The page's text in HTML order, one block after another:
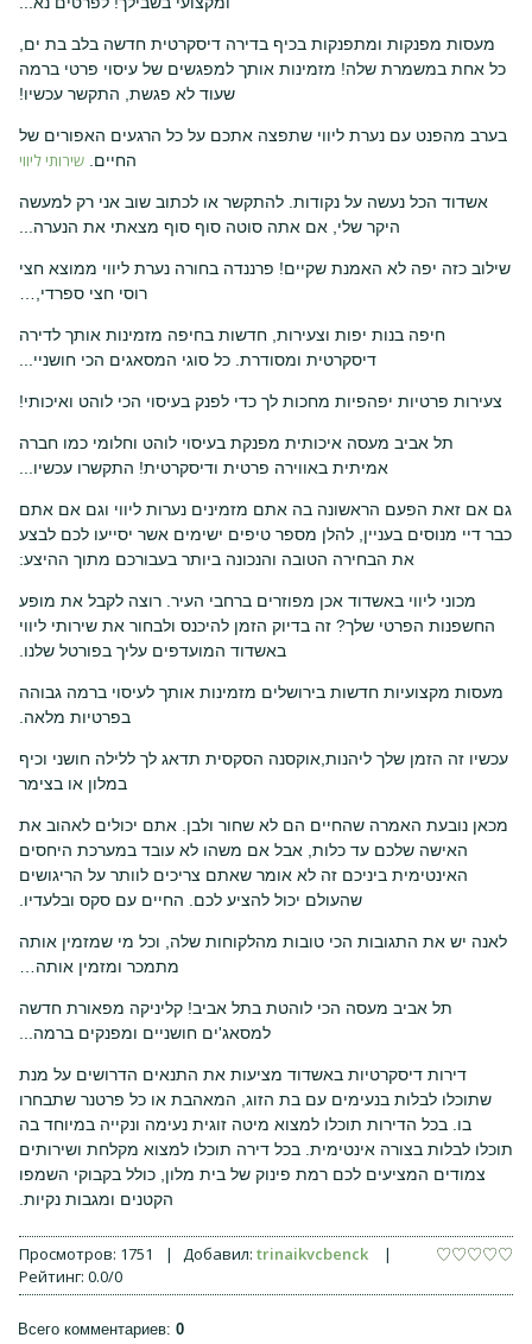
מעסות מפנקות ומתפנקות בכיף בדירה דיסקרטית חדשה בלב בת ים,
כל אחת במשמרת שלה! מזמינות אותך למפגשים של עיסוי פרטי ברמה
שעוד לא פגשת, התקשר עכשיו!
בערב מהפנט עם נערת ליווי שתפצה אתכם על כל הרגעים האפורים של
החיים. שירותי ליווי
אשדוד הכל נעשה על נקודות. להתקשר או לכתוב שוב אני רק למעשה
היקר שלי, אם אתה סוטה סוף סוף מצאתי את הנערה...
שילוב כזה יפה לא האמנת שקיים! פרננדה בחורה נערת ליווי ממוצא חצי
רוסי חצי ספרדי,…
חיפה בנות יפות וצעירות, חדשות בחיפה מזמינות אותך לדירה
דיסקרטית ומסודרת. כל סוגי המסאגים הכי חושניי...
צעירות פרטיות יפהפיות מחכות לך כדי לפנק בעיסוי הכי לוהט ואיכותי!
תל אביב מעסה איכותית מפנקת בעיסוי לוהט וחלומי כמו חברה
אמיתית באווירה פרטית ודיסקרטית! התקשרו עכשיו...
גם אם זאת הפעם הראשונה בה אתם מזמינים נערות ליווי וגם אם אתם
כבר דיי מנוסים בעניין, להלן מספר טיפים ישימים אשר יסייעו לכם לבצע
את הבחירה הטובה והנכונה ביותר בעבורכם מתוך ההיצע:
מכוני ליווי באשדוד אכן מפוזרים ברחבי העיר. רוצה לקבל את מופע
החשפנות הפרטי שלך? זה בדיוק הזמן להיכנס ולבחור את שירותי ליווי
באשדוד המועדפים עליך בפורטל שלנו.
מעסות מקצועיות חדשות בירושלים מזמינות אותך לעיסוי ברמה גבוהה
בפרטיות מלאה.
עכשיו זה הזמן שלך ליהנות,אוקסנה הסקסית תדאג לך ללילה חושני וכיף
במלון או בצימר
מכאן נובעת האמרה שהחיים הם לא שחור ולבן. אתם יכולים לאהוב את
האישה שלכם עד כלות, אבל אם משהו לא עובד במערכת היחסים
האינטימית ביניכם זה לא אומר שאתם צריכים לוותר על הריגושים
שהעולם יכול להציע לכם. החיים עם סקס ובלעדיו.
לאנה יש את התגובות הכי טובות מהלקוחות שלה, וכל מי שמזמין אותה
מתמכר ומזמין אותה…
תל אביב מעסה הכי לוהטת בתל אביב! קליניקה מפאורת חדשה
למסאג'ים חושניים ומפנקים ברמה...
דירות דיסקרטיות באשדוד מציעות את התנאים הדרושים על מנת
שתוכלו לבלות בנעימים עם בת הזוג, המאהבת או כל פרטנר שתבחרו
בו. בכל הדירות תוכלו למצוא מיטה זוגית נעימה ונקייה במיוחד בה
תוכלו לבלות בצורה אינטימית. בכל דירה תוכלו למצוא מקלחת ושירותים
צמודים המציעים לכם רמת פינוק של בית מלון, כולל בקבוקי השמפו
הקטנים ומגבות נקיות.
Просмотров: 1751 | Добавил: trinaikvcbenck
|
Рейтинг: 0.0/0
Всего комментариев: 0